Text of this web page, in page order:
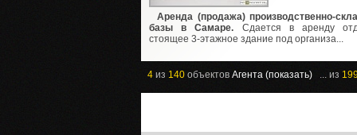
Аренда (продажа) производственно-
базы в Самаре. Сдается в аренду
стоящее 3-этажное здание под организа...
4 из 140 объектов Агента (показать) ... из